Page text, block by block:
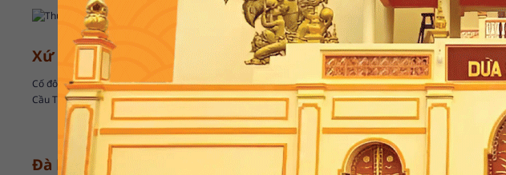
Xứ Huế mộng mơ
Cố đô Huế là điểm đến lý tưởng cho những ai muốn khám phá ký ức xưa cũ và các di sản văn hóa quốc gia.
Cầu Tràng Tiền; Núi Bạch Mã; Biển Lăng Cô; Chợ Đông Ba; Thôn Vĩ Dạ…
Đà Nẵng - Nơi đáng sống nhất